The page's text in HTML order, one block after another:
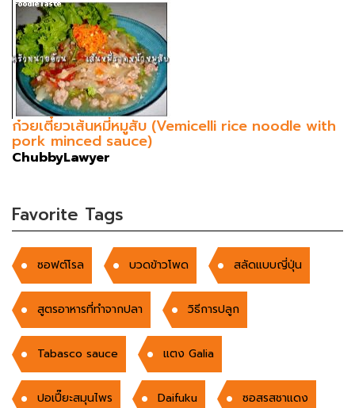
ก๋วยเตี๋ยวเส้นหมี่หมูสับ (Vemicelli rice noodle with
pork minced sauce)
ChubbyLawyer
Favorite Tags
ซอฟต์โรล บวดข้าวโพด สลัดแบบญี่ปุ่น
สูตรอาหารที่ทำจากปลา วิธีการปลูก
Tabasco sauce แตง Galia
ปอเปี๊ยะสมุนไพร Daifuku ซอสรสชาแดง